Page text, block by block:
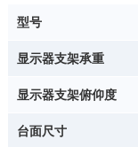
型号
显示器支架承重
显示器支架俯仰度
台面尺寸